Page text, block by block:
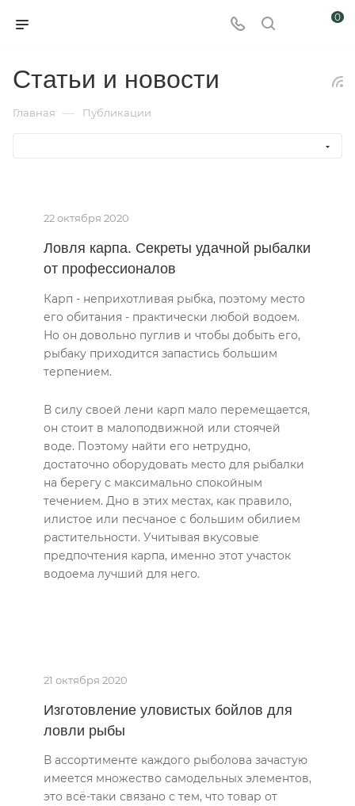
0
Статьи и новости
Главная — Публикации
22 октября 2020
Ловля карпа. Секреты удачной рыбалки
от профессионалов
Карп - неприхотливая рыбка, поэтому место
его обитания - практически любой водоем.
Но он довольно пуглив и чтобы добыть его,
рыбаку приходится запастись большим
терпением.
В силу своей лени карп мало перемещается,
он стоит в малоподвижной или стоячей
воде. Поэтому найти его нетрудно,
достаточно оборудовать место для рыбалки
на берегу с максимально спокойным
течением. Дно в этих местах, как правило,
илистое или песчаное с большим обилием
растительности. Учитывая вкусовые
предпочтения карпа, именно этот участок
водоема лучший для него.
21 октября 2020
Изготовление уловистых бойлов для
ловли рыбы
В ассортименте каждого рыболова зачастую
имеется множество самодельных элементов,
это всё-таки связано с тем, что товар от